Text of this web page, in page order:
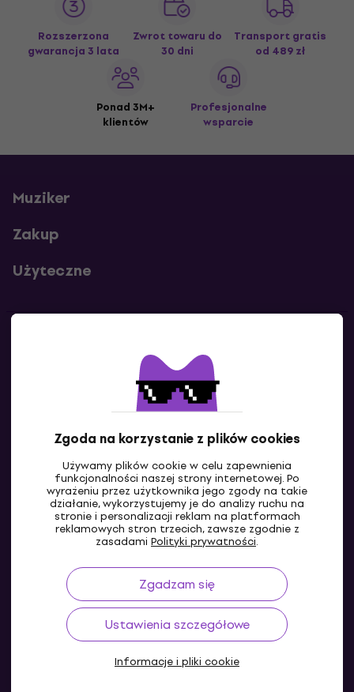
Zgoda na korzystanie z plików cookies
Używamy plików cookie w celu zapewnienia
funkcjonalności naszej strony internetowej. Po
wyrażeniu przez użytkownika jego zgody na takie
działanie, wykorzystujemy je do analizy ruchu na
stronie i personalizacji reklam na platformach
reklamowych stron trzecich, zawsze zgodnie z
zasadami Polityki prywatności.
Zgadzam się
Ustawienia szczegółowe
Informacje i pliki cookie
Rozszerzona
gwarancja 3 lata
Zwrot towaru do
30 dni
Transport gratis
od 489 zł
Ponad 3M+
klientów
Profesjonalne
wsparcie
Muziker
Zakup
Użyteczne
Skontaktuj się z nami
PL